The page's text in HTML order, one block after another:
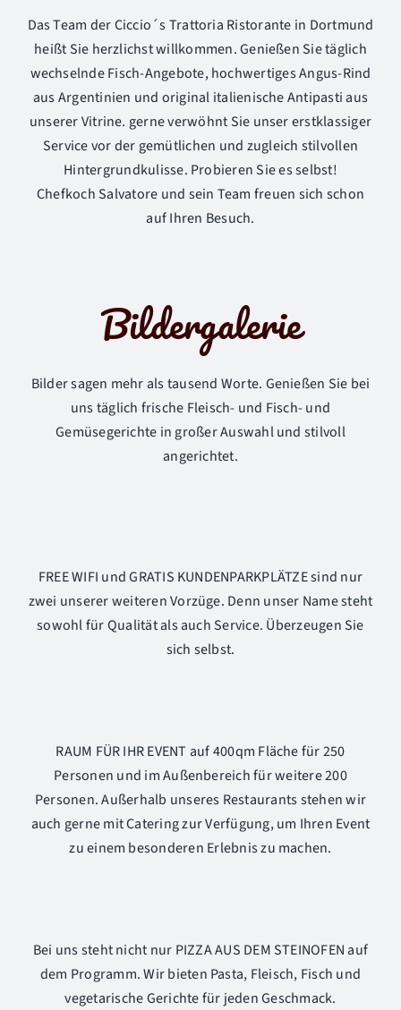
Das Team der Ciccio´s Trattoria Ristorante in Dortmund
heißt Sie herzlichst willkommen. Genießen Sie täglich
wechselnde Fisch-Angebote, hochwertiges Angus-Rind
aus Argentinien und original italienische Antipasti aus
unserer Vitrine. gerne verwöhnt Sie unser erstklassiger
Service vor der gemütlichen und zugleich stilvollen
Hintergrundkulisse. Probieren Sie es selbst!
Chefkoch Salvatore und sein Team freuen sich schon
auf Ihren Besuch.
Bildergalerie
Bilder sagen mehr als tausend Worte. Genießen Sie bei
uns täglich frische Fleisch- und Fisch- und
Gemüsegerichte in großer Auswahl und stilvoll
angerichtet.
FREE WIFI und GRATIS KUNDENPARKPLÄTZE sind nur
zwei unserer weiteren Vorzüge. Denn unser Name steht
sowohl für Qualität als auch Service. Überzeugen Sie
sich selbst.
RAUM FÜR IHR EVENT auf 400qm Fläche für 250
Personen und im Außenbereich für weitere 200
Personen. Außerhalb unseres Restaurants stehen wir
auch gerne mit Catering zur Verfügung, um Ihren Event
zu einem besonderen Erlebnis zu machen.
Bei uns steht nicht nur PIZZA AUS DEM STEINOFEN auf
dem Programm. Wir bieten Pasta, Fleisch, Fisch und
vegetarische Gerichte für jeden Geschmack.